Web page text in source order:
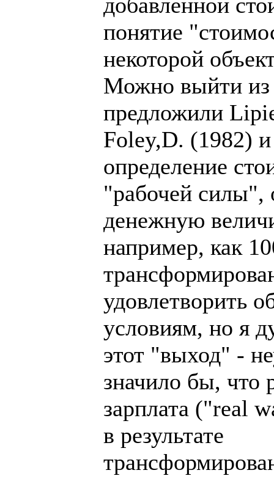
понятие
некоторой
Можно выйти из
предложили
Foley,D. (1982)
определение
"рабочей силы",
денежную
например, как
удовлетворить
условиям, но я
этот "выход" -
значило бы, что
зарплата ("real
в результате